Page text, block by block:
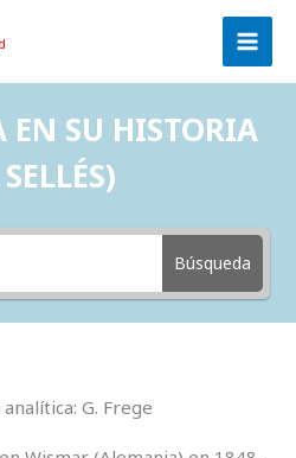
EN SU HISTORIA
Búsqueda
G. Frege